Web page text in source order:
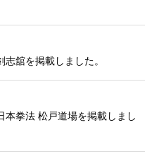
舘を掲載しました。
本拳法 松戸道場を掲載しまし